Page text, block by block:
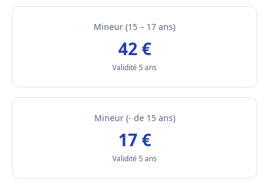
Mineur (15 – 17 ans)
42 €
Validité 5 ans
Mineur (- de 15 ans)
17 €
Validité 5 ans